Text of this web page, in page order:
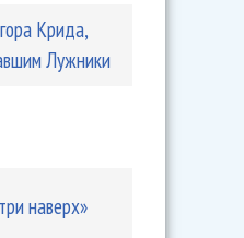
Крида,
Лужники
наверх»